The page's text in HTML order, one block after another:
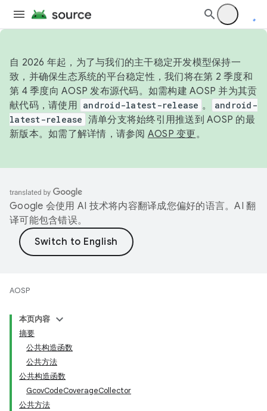
自 2026 年起，为了与我们的主干稳定开发模型保持一
致，并确保生态系统的平台稳定性，我们将在第 2 季度和
第 4 季度向 AOSP 发布源代码。如需构建 AOSP 并为其贡
献代码，请使用 android-latest-release 。
android-
latest-release 清单分支将始终引用推送到 AOSP 的最
新版本。如需了解详情，请参阅 AOSP 变更。
Google 会使用 AI 技术将内容翻译成您偏好的语言。AI 翻
译可能包含错误。
AOSP
本页内容
摘要
公共构造函数
公共方法
公共构造函数
GcovCodeCoverageCollector
公共方法